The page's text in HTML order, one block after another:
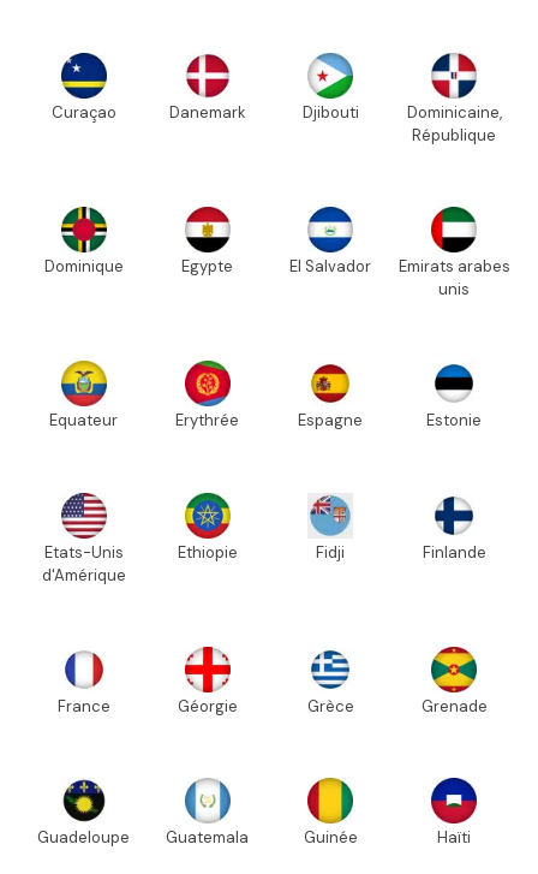
Curaçao Danemark Djibouti
Dominicaine,
République
Dominique Egypte El Salvador
Emirats arabes
unis
Equateur Erythrée Espagne Estonie
Etats-Unis
d'Amérique
Ethiopie Fidji Finlande
France Géorgie Grèce Grenade
Guadeloupe Guatemala Guinée Haïti